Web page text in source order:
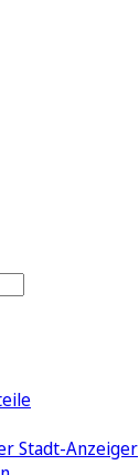
Stadt-Anzeiger